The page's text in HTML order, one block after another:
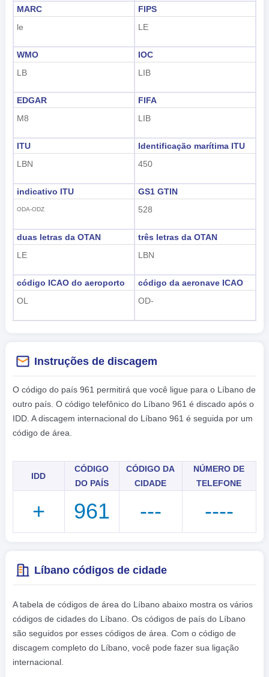
MARC
le
FIPS
LE
WMO
LB
IOC
LIB
EDGAR
M8
FIFA
LIB
ITU
LBN
Identificação marítima ITU
450
indicativo ITU
ODA-ODZ
GS1 GTIN
528
duas letras da OTAN
LE
três letras da OTAN
LBN
código ICAO do aeroporto
OL
código da aeronave ICAO
OD-
Instruções de discagem
O código do país 961 permitirá que você ligue para o Líbano de
outro país. O código telefônico do Líbano 961 é discado após o
IDD. A discagem internacional do Líbano 961 é seguida por um
código de área.
IDD
CÓDIGO
DO PAÍS
CÓDIGO DA
CIDADE
NÚMERO DE
TELEFONE
+ 961 --- ----
Líbano códigos de cidade
A tabela de códigos de área do Líbano abaixo mostra os vários
códigos de cidades do Líbano. Os códigos de país do Líbano
são seguidos por esses códigos de área. Com o código de
discagem completo do Líbano, você pode fazer sua ligação
internacional.